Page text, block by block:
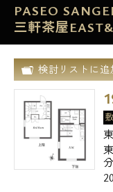
PASEO
三軒茶屋
検討リストに追
敷